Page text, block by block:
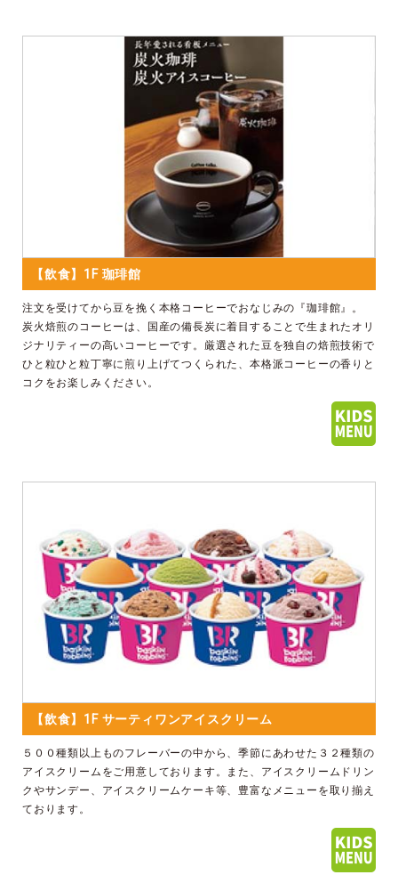
【飲食】1F 珈琲館
注文を受けてから豆を挽く本格コーヒーでおなじみの『珈琲館』。
炭火焙煎のコーヒーは、国産の備長炭に着目することで生まれたオリ
ジナリティーの高いコーヒーです。厳選された豆を独自の焙煎技術で
ひと粒ひと粒丁寧に煎り上げてつくられた、本格派コーヒーの香りと
コクをお楽しみください。
【飲食】1F サーティワンアイスクリーム
５００種類以上ものフレーバーの中から、季節にあわせた３２種類の
アイスクリームをご用意しております。また、アイスクリームドリン
クやサンデー、アイスクリームケーキ等、豊富なメニューを取り揃え
ております。